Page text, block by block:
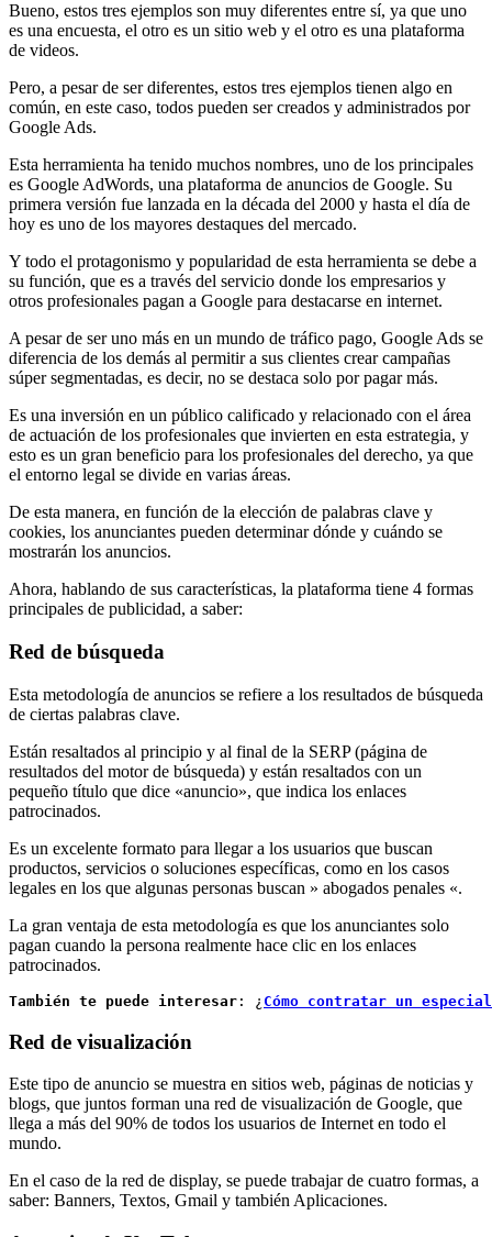
Bueno, estos tres ejemplos son muy diferentes entre sí, ya que uno
es una encuesta, el otro es un sitio web y el otro es una plataforma
de videos.
Pero, a pesar de ser diferentes, estos tres ejemplos tienen algo en
común, en este caso, todos pueden ser creados y administrados por
Google Ads.
Esta herramienta ha tenido muchos nombres, uno de los principales
es Google AdWords, una plataforma de anuncios de Google. Su
primera versión fue lanzada en la década del 2000 y hasta el día de
hoy es uno de los mayores destaques del mercado.
Y todo el protagonismo y popularidad de esta herramienta se debe a
su función, que es a través del servicio donde los empresarios y
otros profesionales pagan a Google para destacarse en internet.
A pesar de ser uno más en un mundo de tráfico pago, Google Ads se
diferencia de los demás al permitir a sus clientes crear campañas
súper segmentadas, es decir, no se destaca solo por pagar más.
Es una inversión en un público calificado y relacionado con el área
de actuación de los profesionales que invierten en esta estrategia, y
esto es un gran beneficio para los profesionales del derecho, ya que
el entorno legal se divide en varias áreas.
De esta manera, en función de la elección de palabras clave y
cookies, los anunciantes pueden determinar dónde y cuándo se
mostrarán los anuncios.
Ahora, hablando de sus características, la plataforma tiene 4 formas
principales de publicidad, a saber:
Red de búsqueda
Esta metodología de anuncios se refiere a los resultados de búsqueda
de ciertas palabras clave.
Están resaltados al principio y al final de la SERP (página de
resultados del motor de búsqueda) y están resaltados con un
pequeño título que dice «anuncio», que indica los enlaces
patrocinados.
Es un excelente formato para llegar a los usuarios que buscan
productos, servicios o soluciones específicas, como en los casos
legales en los que algunas personas buscan » abogados penales «.
La gran ventaja de esta metodología es que los anunciantes solo
pagan cuando la persona realmente hace clic en los enlaces
patrocinados.
También te puede interesar : ¿ Cómo contratar un
Red de visualización
Este tipo de anuncio se muestra en sitios web, páginas de noticias y
blogs, que juntos forman una red de visualización de Google, que
llega a más del 90% de todos los usuarios de Internet en todo el
mundo.
En el caso de la red de display, se puede trabajar de cuatro formas, a
saber: Banners, Textos, Gmail y también Aplicaciones.